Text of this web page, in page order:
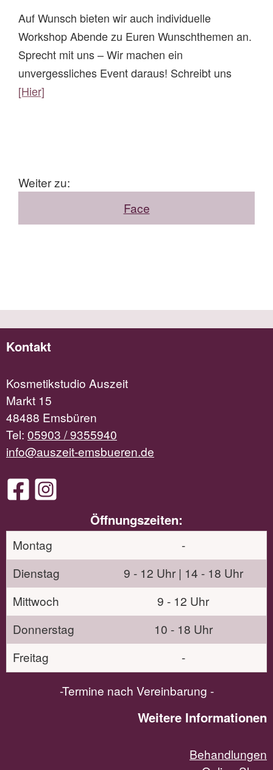
Auf Wunsch bieten wir auch individuelle
Workshop Abende zu Euren Wunschthemen an.
Sprecht mit uns – Wir machen ein
unvergessliches Event daraus! Schreibt uns
[Hier]
Weiter zu:
Face
Kontakt
Kosmetikstudio Auszeit
Markt 15
48488 Emsbüren
Tel: 05903 / 9355940
info@auszeit-emsbueren.de
Öffnungszeiten:
Montag
-
Dienstag
9 - 12 Uhr | 14 - 18 Uhr
Mittwoch
9 - 12 Uhr
Donnerstag
10 - 18 Uhr
Freitag
-
-Termine nach Vereinbarung -
Weitere Informationen
Behandlungen